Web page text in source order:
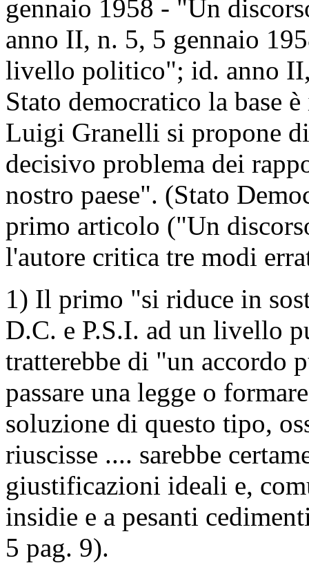
gennaio 1958 - "Un
anno II, n. 5, 5 gennaio
livello politico"; id. anno
Stato democratico la base
Luigi Granelli si propone
decisivo problema dei
nostro paese". (Stato
primo articolo ("Un
l'autore critica tre modi
1) Il primo "si riduce in
D.C. e P.S.I. ad un livello
tratterebbe di "un accordo
passare una legge o
soluzione di questo tipo,
riuscisse .... sarebbe
giustificazioni ideali e,
insidie e a pesanti
5 pag. 9).